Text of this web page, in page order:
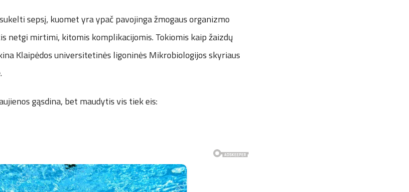
sepsį, kuomet yra ypač pavojinga žmogaus organizmo
netgi mirtimi, kitomis komplikacijomis. Tokiomis kaip žaizdų
Klaipėdos universitetinės ligoninės Mikrobiologijos skyriaus
gąsdina, bet maudytis vis tiek eis: